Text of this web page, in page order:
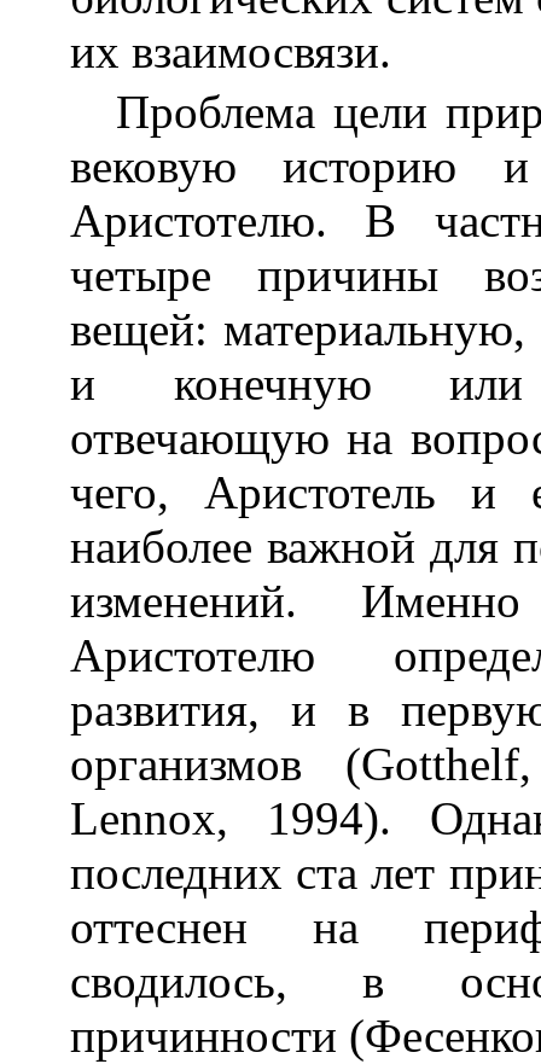
их взаимосвязи.
Проблема цели
вековую историю
Аристотелю. В
четыре причины
вещей:
и конечную или
отвечающую на
чего, Аристотель и
наиболее важной для
изменений.
Аристотелю
развития, и в
организмов (Gotthelf
Lennox, 1994).
последних ста лет
оттеснен на
сводилось, в
причинности